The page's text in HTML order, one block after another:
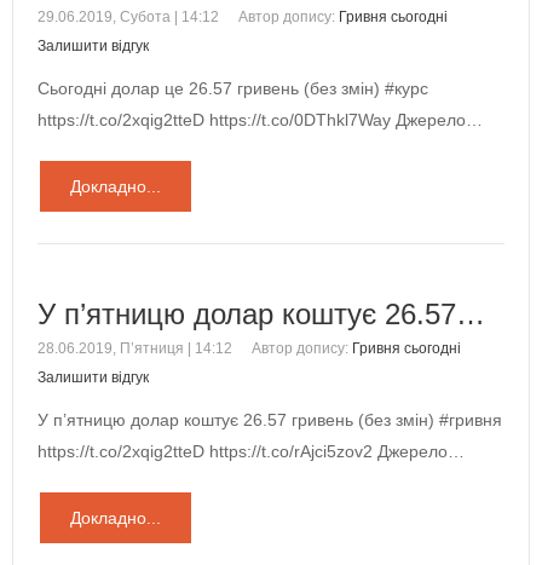
29.06.2019, Субота | 14:12 Автор допису: Гривня сьогодні
Залишити відгук
Сьогодні долар це 26.57 гривень (без змін) #курс
https://t.co/2xqig2tteD https://t.co/0DThkl7Way Джерело…
Докладно...
У п’ятницю долар коштує 26.57…
28.06.2019, П’ятниця | 14:12 Автор допису: Гривня сьогодні
Залишити відгук
У п’ятницю долар коштує 26.57 гривень (без змін) #гривня
https://t.co/2xqig2tteD https://t.co/rAjci5zov2 Джерело…
Докладно...